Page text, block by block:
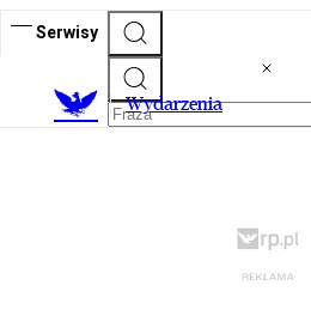
Serwisy
Wydarzenia